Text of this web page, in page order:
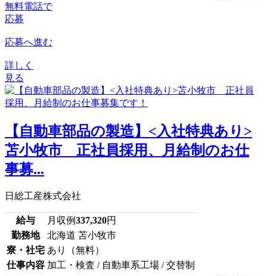
無料電話で
応募
応募へ進む
詳しく
見る
【自動車部品の製造】<入社特典あり>
苫小牧市 正社員採用、月給制のお仕
事募...
日総工産株式会社
給与 月収例337,320円
勤務地
北海道 苫小牧市
寮・社宅 あり（無料）
仕事内容 加工・検査 / 自動車系工場 / 交替制